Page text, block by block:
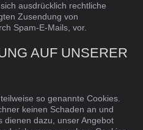
ausdrücklich rechtliche
Zusendung von
Spam-E-Mails, vor.
AUF UNSERER
so genannte Cookies.
keinen Schaden an und
dienen dazu, unser Angebot